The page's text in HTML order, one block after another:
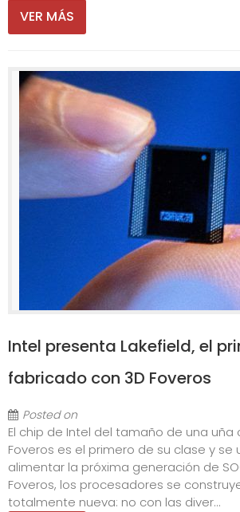
VER MÁS
Intel presenta Lakefield, el
fabricado con 3D Foveros
Posted on
El chip de Intel del tamaño de una
Foveros es el primero de su clase y se
alimentar la próxima generación de
Foveros, los procesadores se
totalmente nueva: no con las diver...